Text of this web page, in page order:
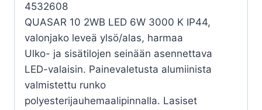
4532608
QUASAR 10 2WB LED 6W 3000 K IP44,
valonjako leveä ylsö/alas, harmaa
Ulko- ja sisätilojen seinään asennettava
LED-valaisin. Painevaletusta alumiinista
valmistettu runko
polyesterijauhemaalipinnalla. Lasiset